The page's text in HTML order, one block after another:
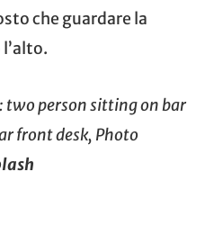
che guardare la
two person sitting on bar
front desk, Photo